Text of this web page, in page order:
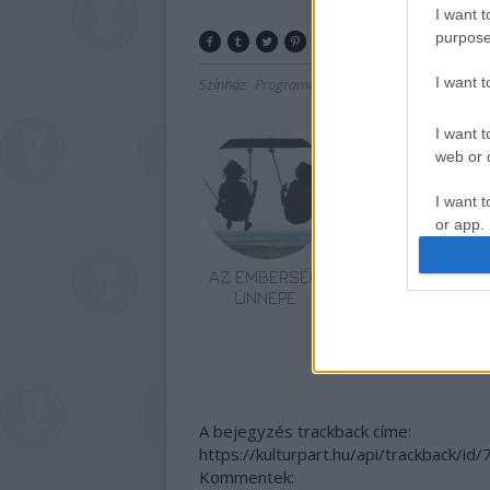
I want
I want
I want
web or
I want
or app.
I want
I want
Színház Programajánló Improvizáció
AZ EMBERSÉG
ÜNNEPE
IRODALOM ÉS
TERMÉSZET
A bejegyzés trackback címe:
https://kulturpart.hu/api/trackback/id/
Kommentek: